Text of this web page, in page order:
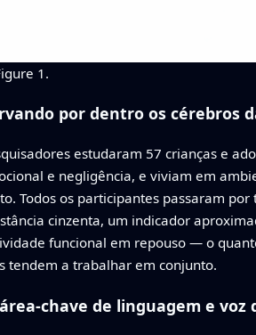
1.
por dentro os cérebros
estudaram 57 crianças e
e negligência, e viviam em
Todos os participantes passaram
cinzenta, um indicador
funcional em repouso — o
tendem a trabalhar em conjunto.
chave de linguagem e